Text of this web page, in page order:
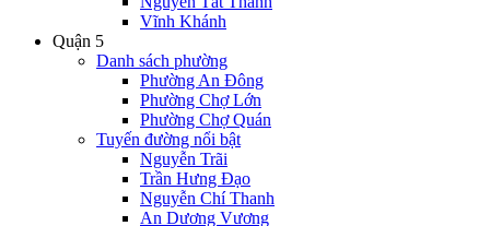
Vĩnh Khánh
Quận 5
Danh sách phường
Phường An Đông
Phường Chợ Lớn
Phường Chợ Quán
Tuyến đường nổi bật
Nguyễn Trãi
Trần Hưng Đạo
Nguyễn Chí Thanh
An Dương Vương